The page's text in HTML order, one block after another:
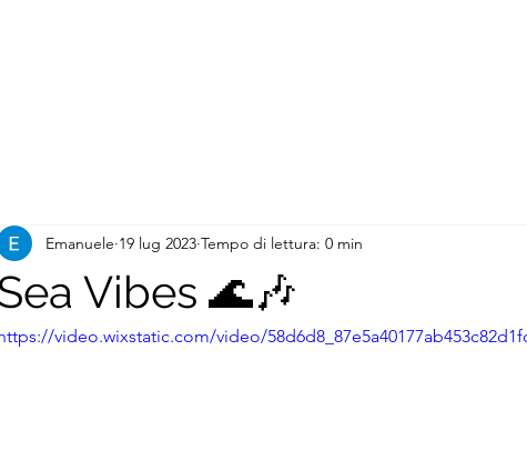
Vibes 🌊🎶
Emanuele 19 lug 2023 Tempo di lettura: 0 min
video.wixstatic.com/video/